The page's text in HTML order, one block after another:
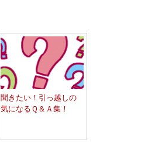
聞きたい！引っ越しの
気になるＱ＆Ａ集！